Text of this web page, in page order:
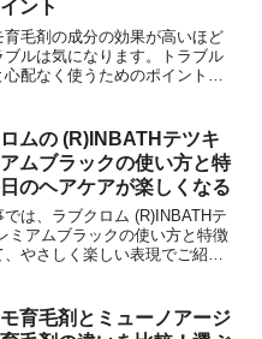
ント
育毛剤の成分の効果が高いほど
ブルは気になります。トラブル
配なく使うためのポイント紹
ムの (R)INBATHテツキ
ムブラックの使い方と特
のヘアケアが楽しくなる
では、ラブクロム (R)INBATHテ
ミアムブラックの使い方と特徴
、やさしく楽しい表現でご紹介
ットがあるの？そんな気になる
をま...
育毛剤とミューノアージ